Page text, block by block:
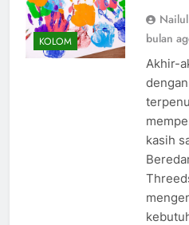
KOLOM
bulan
Akhir-
kasih